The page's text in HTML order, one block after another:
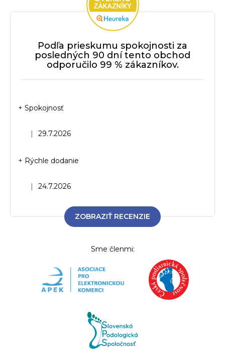
Podľa prieskumu spokojnosti za
posledných 90 dní tento obchod
odporučilo 99 % zákazníkov.
Hodnotenie obchodu je 5 z 5 hviezdičiek.
29.7.2026
+ Spokojnosť
Hodnotenie obchodu je 5 z 5 hviezdičiek.
24.7.2026
+ Rýchle dodanie
ZOBRAZIŤ RECENZIE
Sme členmi: